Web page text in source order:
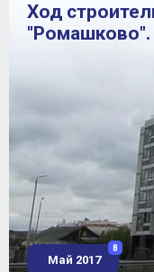
Ход
Май 2017
8